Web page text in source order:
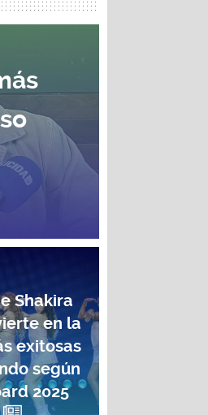
Shakira
en la
exitosas
según
2025